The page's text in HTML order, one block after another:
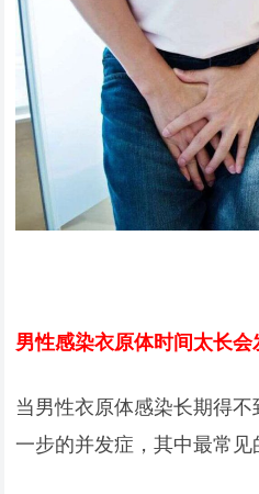
男性感染衣原体时间太长会
当男性衣原体感染长期得
一步的并发症，其中最常见